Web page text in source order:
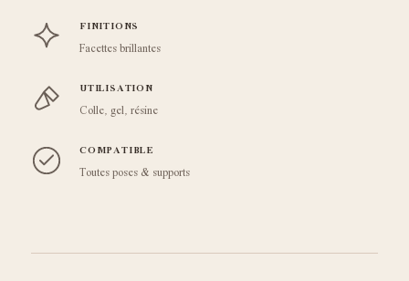
FINITIONS
Facettes brillantes
UTILISATION
Colle, gel, résine
COMPATIBLE
Toutes poses & supports